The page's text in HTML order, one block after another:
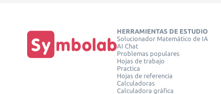
HERRAMIENTAS DE ESTUDIO
Solucionador Matemático de IA
AI Chat
Problemas populares
Hojas de trabajo
Practica
Hojas de referencia
Calculadoras
Calculadora gráfica